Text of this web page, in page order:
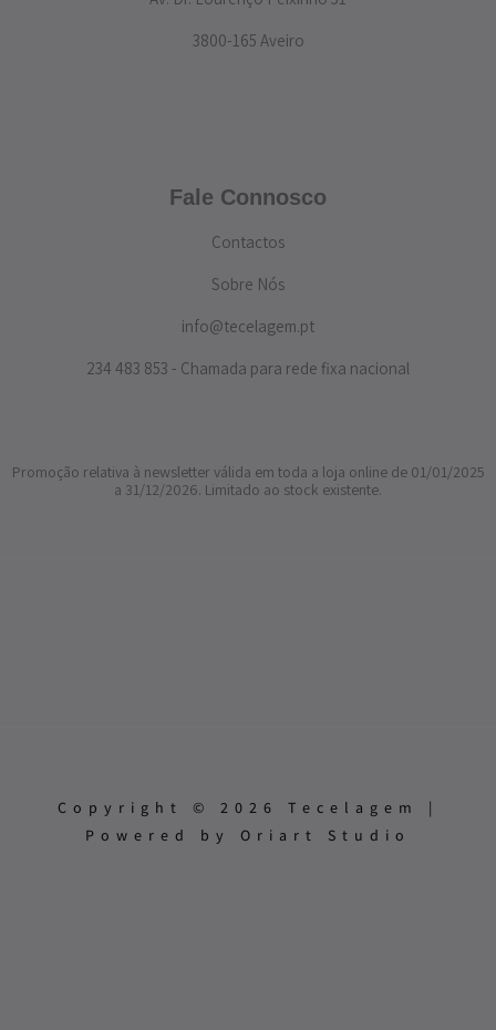
3800-165 Aveiro
Fale Connosco
Contactos
Sobre Nós
info@tecelagem.pt
234 483 853 - Chamada para rede fixa nacional
Promoção relativa à newsletter válida em toda a loja online de 01/01/2025
a 31/12/2026. Limitado ao stock existente.
Copyright © 2026 Tecelagem |
Powered by Oriart Studio